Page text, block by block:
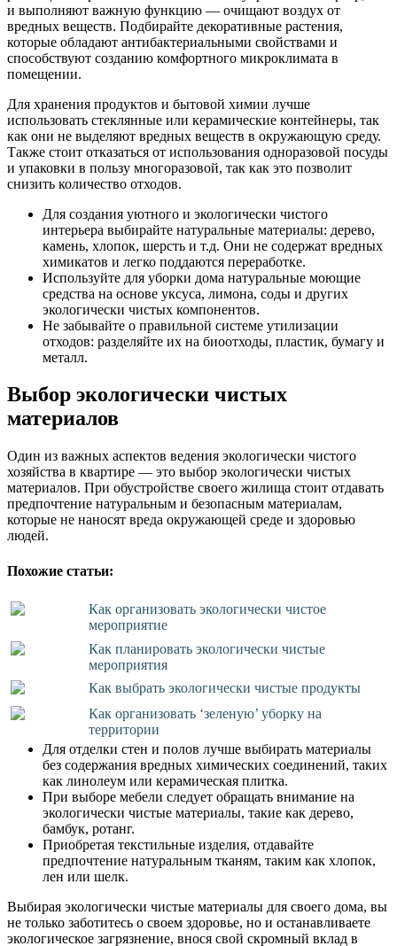
и выполняют важную функцию — очищают воздух от
вредных веществ. Подбирайте декоративные растения,
которые обладают антибактериальными свойствами и
способствуют созданию комфортного микроклимата в
помещении.
Для хранения продуктов и бытовой химии лучше
использовать стеклянные или керамические контейнеры, так
как они не выделяют вредных веществ в окружающую среду.
Также стоит отказаться от использования одноразовой посуды
и упаковки в пользу многоразовой, так как это позволит
снизить количество отходов.
Для создания уютного и экологически чистого
интерьера выбирайте натуральные материалы: дерево,
камень, хлопок, шерсть и т.д. Они не содержат вредных
химикатов и легко поддаются переработке.
Используйте для уборки дома натуральные моющие
средства на основе уксуса, лимона, соды и других
экологически чистых компонентов.
Не забывайте о правильной системе утилизации
отходов: разделяйте их на биоотходы, пластик, бумагу и
металл.
Выбор экологически чистых
материалов
Один из важных аспектов ведения экологически чистого
хозяйства в квартире — это выбор экологически чистых
материалов. При обустройстве своего жилища стоит отдавать
предпочтение натуральным и безопасным материалам,
которые не наносят вреда окружающей среде и здоровью
людей.
Похожие статьи:
Как организовать экологически чистое
мероприятие
Как планировать экологически чистые
мероприятия
Как выбрать экологически чистые продукты
Как организовать ‘зеленую’ уборку на
территории
Для отделки стен и полов лучше выбирать материалы
без содержания вредных химических соединений, таких
как линолеум или керамическая плитка.
При выборе мебели следует обращать внимание на
экологически чистые материалы, такие как дерево,
бамбук, ротанг.
Приобретая текстильные изделия, отдавайте
предпочтение натуральным тканям, таким как хлопок,
лен или шелк.
Выбирая экологически чистые материалы для своего дома, вы
не только заботитесь о своем здоровье, но и останавливаете
экологическое загрязнение, внося свой скромный вклад в